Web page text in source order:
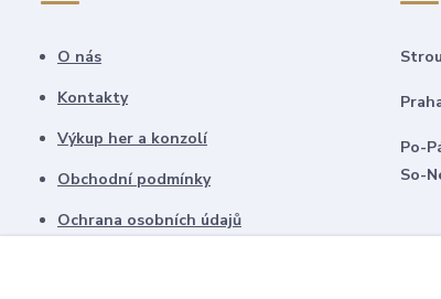
O nás
Kontakty
Výkup her a konzolí
Obchodní podmínky
Ochrana osobních údajů
Po-
So-